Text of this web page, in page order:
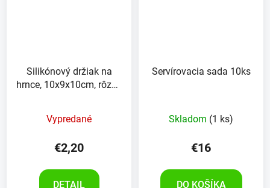
Silikónový držiak na
hrnce, 10x9x10cm, rôzne
Vypredané
€2,20
DETAIL
Servírovacia sada 10ks
Skladom (1 ks)
€16
DO KOŠÍKA